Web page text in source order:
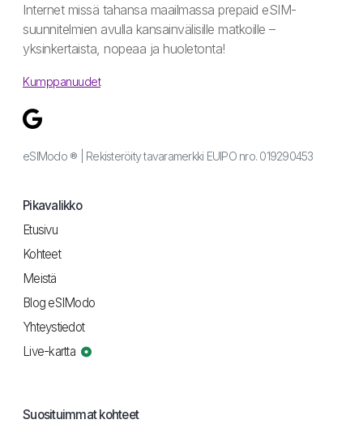
Internet missä tahansa maailmassa prepaid eSIM-
suunnitelmien avulla kansainvälisille matkoille –
yksinkertaista, nopeaa ja huoletonta!
Kumppanuudet
eSIModo ® | Rekisteröity tavaramerkki EUIPO nro. 019290453
Pikavalikko
Etusivu
Kohteet
Meistä
Blog eSIModo
Yhteystiedot
Live-kartta
Suosituimmat kohteet